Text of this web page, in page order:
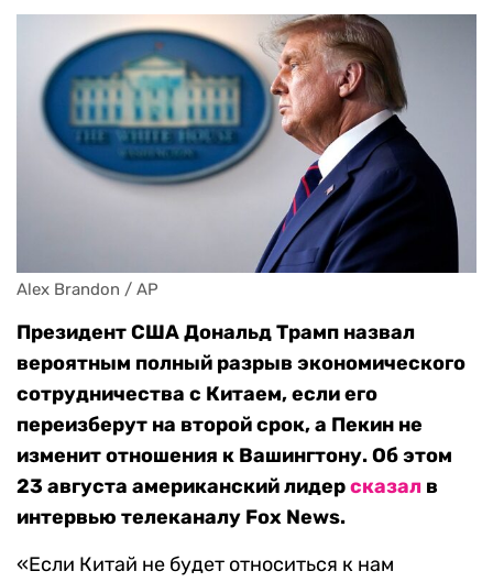
Alex Brandon / AP
Президент США Дональд Трамп назвал
вероятным полный разрыв экономического
сотрудничества с Китаем, если его
переизберут на второй срок, а Пекин не
изменит отношения к Вашингтону. Об этом
23 августа американский лидерсказал в
интервью телеканалу Fox News.
«Если Китай не будет относиться к нам